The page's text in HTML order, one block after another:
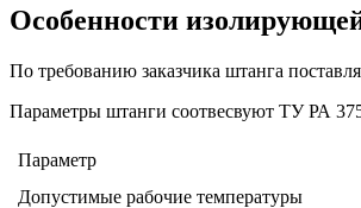
Особенности
По требованию заказчика штанга
Параметры штанги соотвесвуют ТУ РА
Параметр
Допустимые рабочие температуры